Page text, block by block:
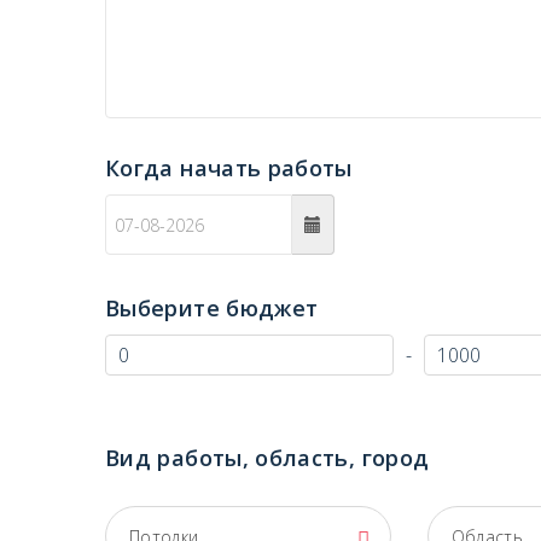
Когда начать работы
Выберите бюджет
-
Вид работы, область, город